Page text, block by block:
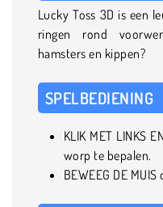
Lucky Toss 3D is een
ringen rond
hamsters en kippen?
SPELBEDIENING
KLIK MET LINKS
worp te bepalen.
BEWEEG DE